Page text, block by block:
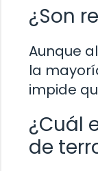
¿Son
Aunque
la
impide
¿Cuál
de